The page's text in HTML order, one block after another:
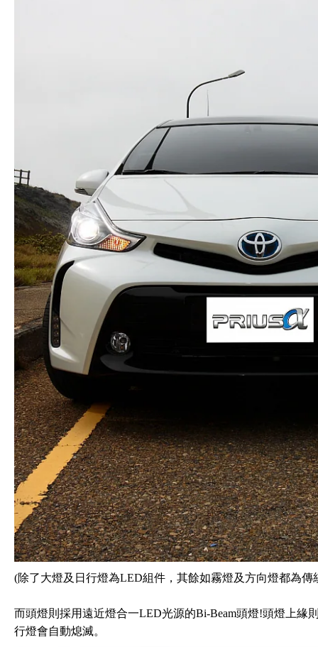
(除了大燈及日行燈為LED組件，其餘如霧燈及方向燈都為傳
而頭燈則採用遠近燈合一LED光源的Bi-Beam頭燈!頭燈上緣
行燈會自動熄滅。